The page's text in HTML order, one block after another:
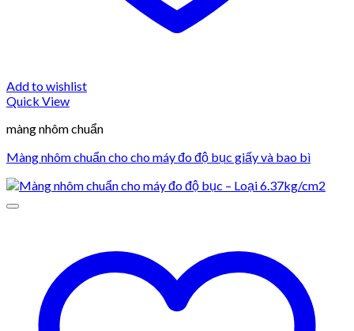
Add to wishlist
Quick View
màng nhôm chuẩn
Màng nhôm chuẩn cho cho máy đo độ bục giấy và bao bì